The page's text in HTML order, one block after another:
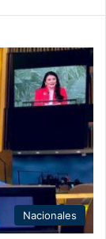
Nacionales